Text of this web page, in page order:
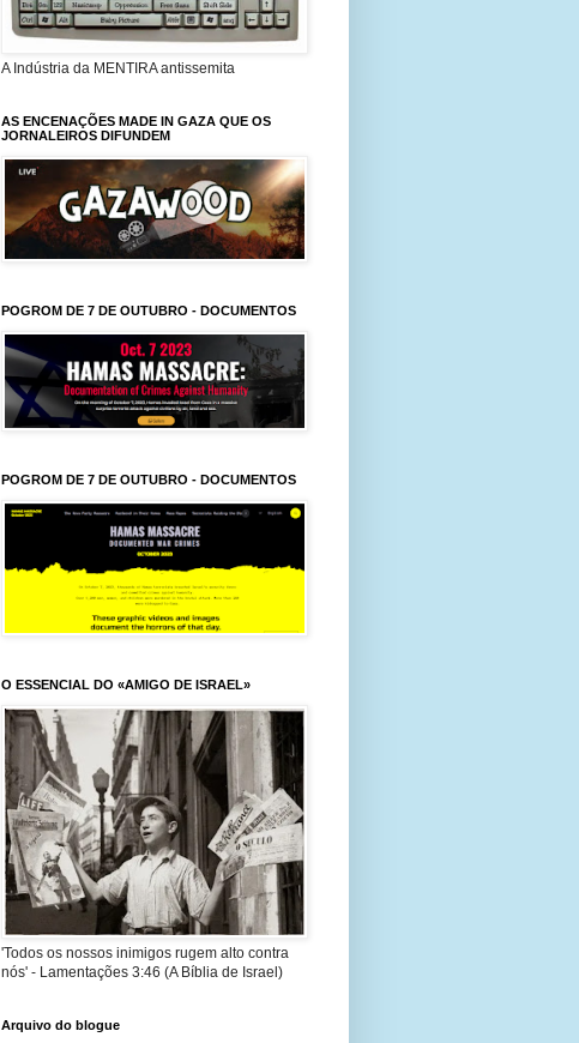
A Indústria da MENTIRA antissemita
AS ENCENAÇÕES MADE IN GAZA QUE OS
JORNALEIROS DIFUNDEM
POGROM DE 7 DE OUTUBRO - DOCUMENTOS
POGROM DE 7 DE OUTUBRO - DOCUMENTOS
O ESSENCIAL DO «AMIGO DE ISRAEL»
'Todos os nossos inimigos rugem alto contra
nós' - Lamentações 3:46 (A Bíblia de Israel)
Arquivo do blogue